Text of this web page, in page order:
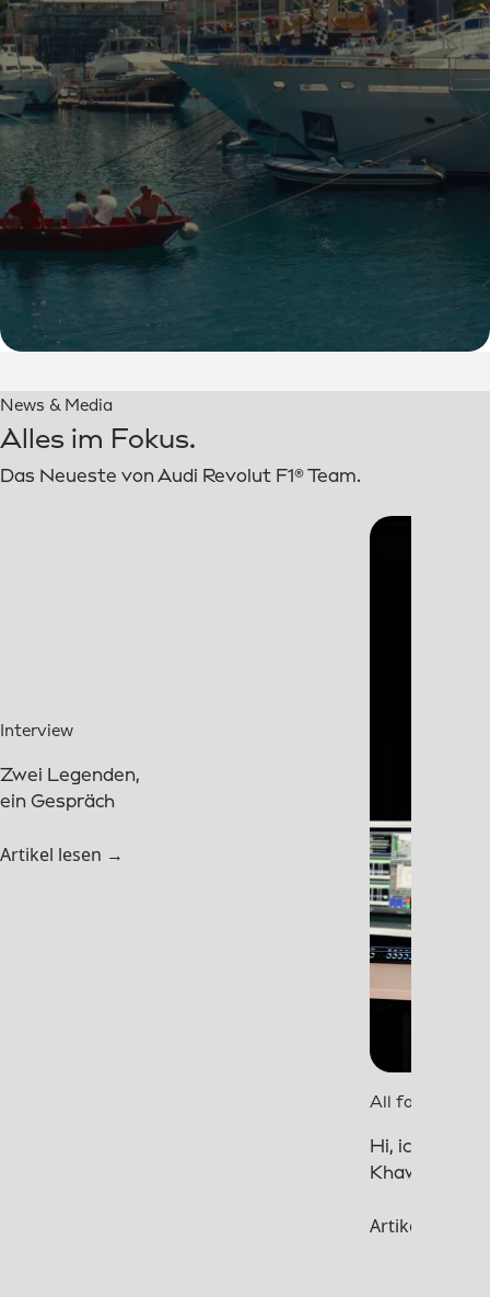
News & Media
Alles im Fokus.
Das Neueste von Audi Revolut F1® Team.
Interview
Zwei Legenden,
ein Gespräch
Artikel lesen →
All for One
Hi, ich bin
Khawla.
Artikel lesen